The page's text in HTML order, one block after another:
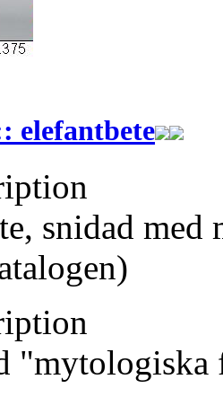
elefantbete
snidad